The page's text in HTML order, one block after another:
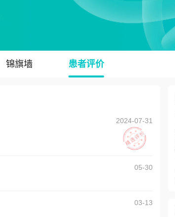
锦旗墙 患者评价
2024-07-31
05-30
03-13